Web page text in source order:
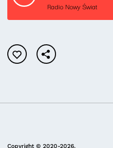
Radio Nowy Świat
Copyright © 2020-2026.